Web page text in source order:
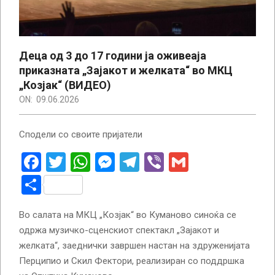
Деца од 3 до 17 години ја оживеаја
приказната „Зајакот и желката“ во МКЦ
„Козјак“ (ВИДЕО)
ON: 09.06.2026
Сподели со своите пријатели
Facebook
Twitter
WhatsApp
Messenger
Telegram
Viber
Share
Во салата на МКЦ „Козјак“ во Куманово синоќа се
одржа музичко-сценскиот спектакл „Зајакот и
желката“, заеднички завршен настан на здруженијата
Перципио и Скил Фектори, реализиран со поддршка